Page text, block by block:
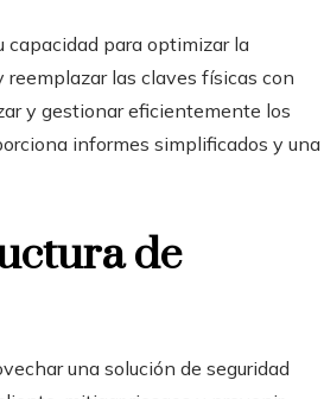
capacidad para optimizar la
las claves físicas con
y gestionar eficientemente los
informes simplificados y una
de
una solución de seguridad